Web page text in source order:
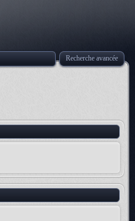
Recherche avancée